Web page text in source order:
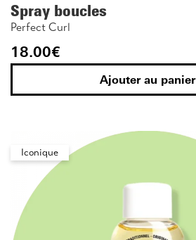
Spray boucles
Perfect Curl
18.00€
Ajouter au panier
Iconique